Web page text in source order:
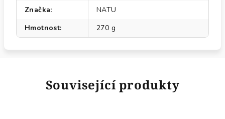
Značka:
NATU
Hmotnost: 270 g
Související produkty